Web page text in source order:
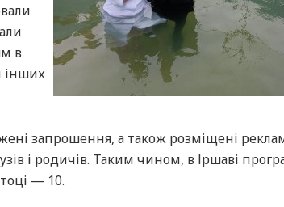
в
інших
запрошення, а також розміщені
і родичів. Таким чином, в Іршаві
— 10.